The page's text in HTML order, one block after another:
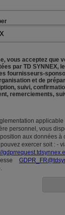
vous acceptez que
par TD SYNNEX,
fournisseurs-
et de
suivi,
remerciements,
personnel, vous
aux données
exercer soit : -